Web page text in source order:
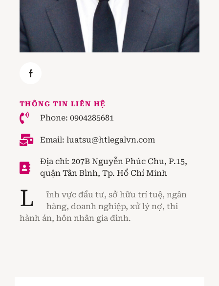
THÔNG TIN LIÊN HỆ
Phone: 0904285681
Email:luatsu@htlegalvn.com
Địa chỉ: 207B Nguyễn Phúc Chu, P.15,
quận Tân Bình, Tp. Hồ Chí Minh
L
ĩnh vực đầu tư, sở hữu trí tuệ, ngân
hàng, doanh nghiệp, xử lý nợ, thi
hành án, hôn nhân gia đình.